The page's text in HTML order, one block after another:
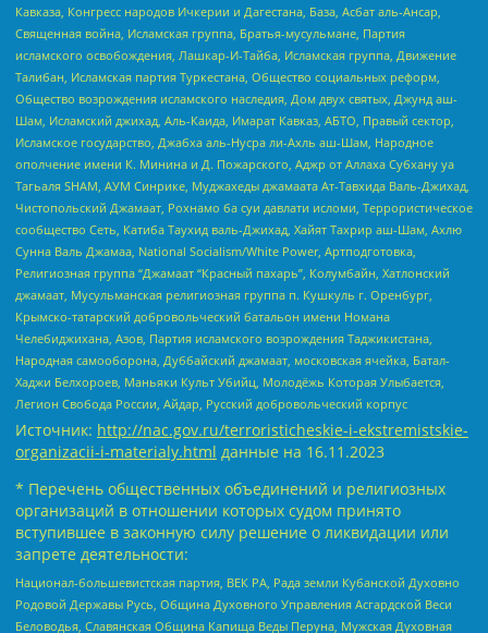
Кавказа, Конгресс народов Ичкерии и Дагестана, База, Асбат аль-Ансар,
Священная война, Исламская группа, Братья-мусульмане, Партия
исламского освобождения, Лашкар-И-Тайба, Исламская группа, Движение
Талибан, Исламская партия Туркестана, Общество социальных реформ,
Общество возрождения исламского наследия, Дом двух святых, Джунд аш-
Шам, Исламский джихад, Аль-Каида, Имарат Кавказ, АБТО, Правый сектор,
Исламское государство, Джабха аль-Нусра ли-Ахль аш-Шам, Народное
ополчение имени К. Минина и Д. Пожарского, Аджр от Аллаха Субхану уа
Тагьаля SHAM, АУМ Синрике, Муджахеды джамаата Ат-Тавхида Валь-Джихад,
Чистопольский Джамаат, Рохнамо ба суи давлати исломи, Террористическое
сообщество Сеть, Катиба Таухид валь-Джихад, Хайят Тахрир аш-Шам, Ахлю
Сунна Валь Джамаа, National Socialism/White Power, Артподготовка,
Религиозная группа “Джамаат “Красный пахарь”, Колумбайн, Хатлонский
джамаат, Мусульманская религиозная группа п. Кушкуль г. Оренбург,
Крымско-татарский добровольческий батальон имени Номана
Челебиджихана, Азов, Партия исламского возрождения Таджикистана,
Народная самооборона, Дуббайский джамаат, московская ячейка, Батал-
Хаджи Белхороев, Маньяки Культ Убийц, Молодёжь Которая Улыбается,
Легион Свобода России, Айдар, Русский добровольческий корпус
Источник: http://nac.gov.ru/terroristicheskie-i-ekstremistskie-
organizacii-i-materialy.html данные на 16.11.2023
* Перечень общественных объединений и религиозных
организаций в отношении которых судом принято
вступившее в законную силу решение о ликвидации или
запрете деятельности:
Национал-большевистская партия, ВЕК РА, Рада земли Кубанской Духовно
Родовой Державы Русь, Община Духовного Управления Асгардской Веси
Беловодья, Славянская Община Капища Веды Перуна, Мужская Духовная